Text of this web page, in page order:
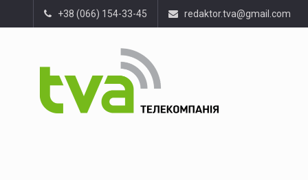
+38 (066) 154-33-45 redaktor.tva@gmail.com